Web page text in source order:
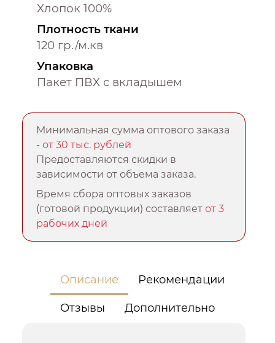
Хлопок 100%
Плотность ткани
120 гр./м.кв
Упаковка
Пакет ПВХ с вкладышем
Минимальная сумма оптового заказа
-от 30 тыс. рублей
Предоставляются скидки в
зависимости от объема заказа.
Время сбора оптовых заказов
(готовой продукции) составляетот 3
рабочих дней
Описание Рекомендации
Отзывы Дополнительно